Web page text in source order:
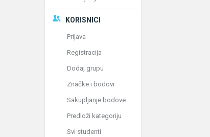
KORISNICI
Prijava
Registracija
Dodaj grupu
Značke i bodovi
Sakupljanje bodove
Predloži kategoriju
Svi studenti